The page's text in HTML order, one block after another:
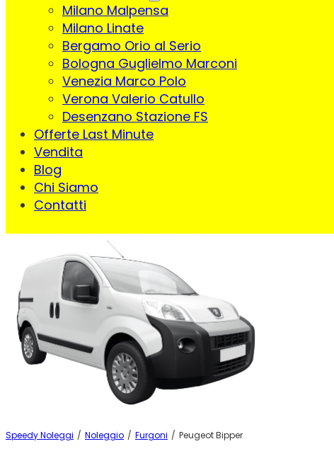
Milano Malpensa
Milano Linate
Bergamo Orio al Serio
Bologna Guglielmo Marconi
Venezia Marco Polo
Verona Valerio Catullo
Desenzano Stazione FS
Offerte Last Minute
Vendita
Blog
Chi Siamo
Contatti
Speedy Noleggi / Noleggio / Furgoni / Peugeot Bipper